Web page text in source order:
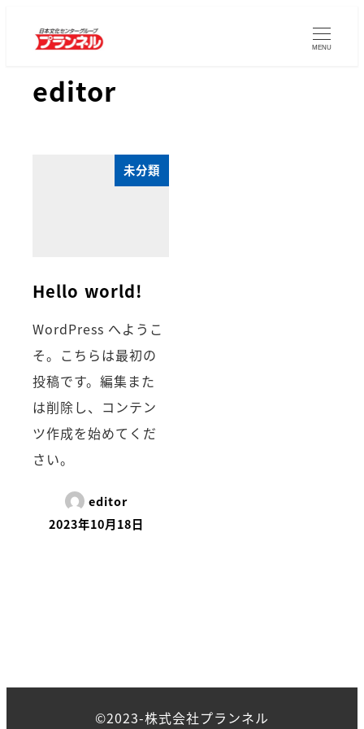
MENU
editor
未分類
Hello world!
WordPress へようこ
そ。こちらは最初の
投稿です。編集また
は削除し、コンテン
ツ作成を始めてくだ
さい。
editor
2023年10月18日
©️2023-株式会社プランネル